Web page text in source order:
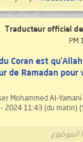
Traducteur officiel
Coran est
de Ramadan
Mohammed Al-
2024 11:43 (du matin)
الموضوع